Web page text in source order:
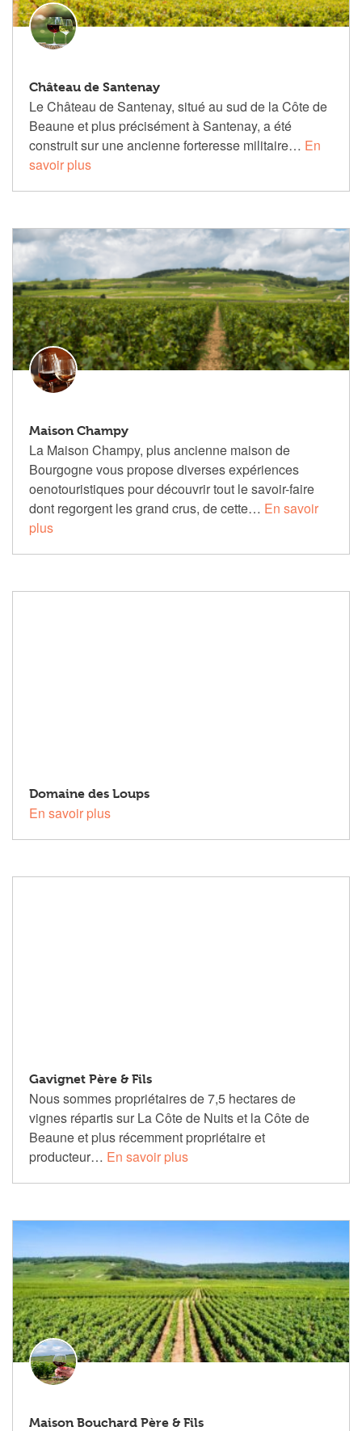
Château de Santenay
Le Château de Santenay, situé au sud de la Côte de
Beaune et plus précisément à Santenay, a été
construit sur une ancienne forteresse militaire… En
savoir plus
Maison Champy
La Maison Champy, plus ancienne maison de
Bourgogne vous propose diverses expériences
oenotouristiques pour découvrir tout le savoir-faire
dont regorgent les grand crus, de cette… En savoir
plus
Domaine des Loups
En savoir plus
Gavignet Père & Fils
Nous sommes propriétaires de 7,5 hectares de
vignes répartis sur La Côte de Nuits et la Côte de
Beaune et plus récemment propriétaire et
producteur… En savoir plus
Maison Bouchard Père & Fils